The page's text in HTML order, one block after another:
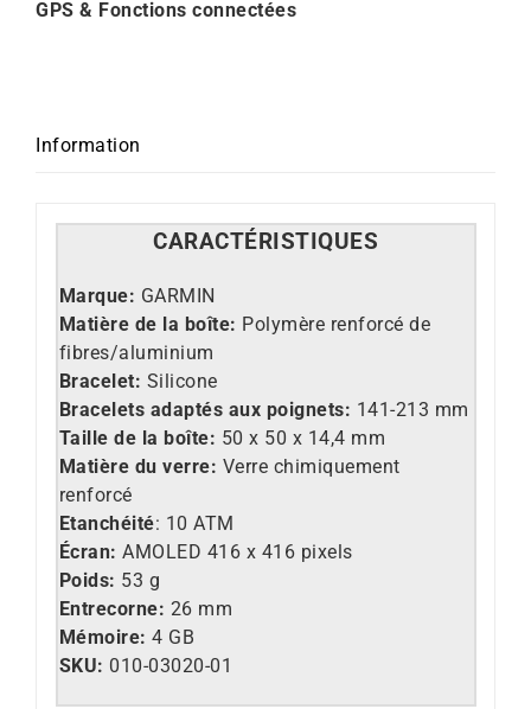
GPS & Fonctions connectées
Information
CARACTÉRISTIQUES
Marque: GARMIN
Matière de la boîte: Polymère renforcé de
fibres/aluminium
Bracelet: Silicone
Bracelets adaptés aux poignets: 141-213 mm
Taille de la boîte: 50 x 50 x 14,4 mm
Matière du verre: Verre chimiquement
renforcé
Etanchéité: 10 ATM
Écran: AMOLED 416 x 416 pixels
Poids: 53 g
Entrecorne: 26 mm
Mémoire: 4 GB
SKU: 010-03020-01